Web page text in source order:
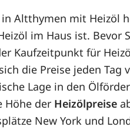
Altthymen mit Heizöl
im Haus ist. Bevor
Kaufzeitpunkt für
die Preise jeden
Lage in den
Höhe der Heizölpreise
New York und